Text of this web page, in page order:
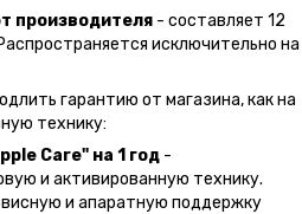
производителя - составляет 12
исключительно на
гарантию от магазина, как на
технику:
Care" на 1 год -
и активированную технику.
и апаратную поддержку